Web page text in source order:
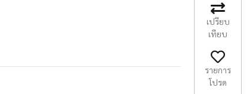
เปรียบ
เทียบ
รายการ
โปรด